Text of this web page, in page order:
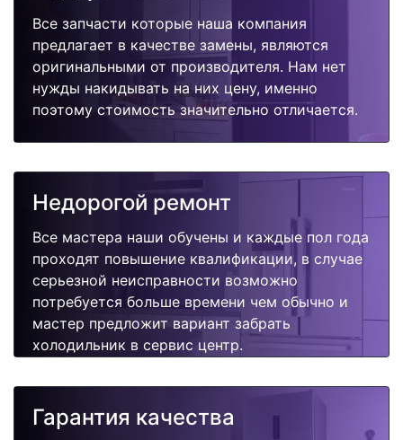
Все запчасти которые наша компания
предлагает в качестве замены, являются
оригинальными от производителя. Нам нет
нужды накидывать на них цену, именно
поэтому стоимость значительно отличается.
Недорогой ремонт
Все мастера наши обучены и каждые пол года
проходят повышение квалификации, в случае
серьезной неисправности возможно
потребуется больше времени чем обычно и
мастер предложит вариант забрать
холодильник в сервис центр.
Гарантия качества